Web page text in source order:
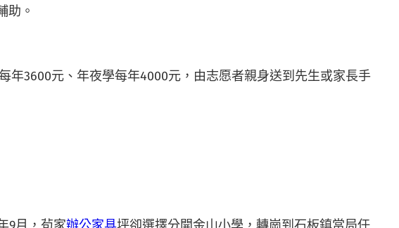
助。
年3600元、年夜學每年4000元，由志愿者親身送到先生或家長手